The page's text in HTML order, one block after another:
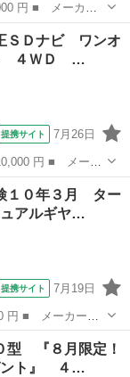
： クロスアド
トリー エアコ
ＳＤナビ ワンオ
４ＷＤ …
提携サイト 7月26日
ド名： ＸＣ 純
ＷＤ スマートキ
１０年３月 ター
アルギヤ…
提携サイト 7月19日
名： ＸＧ 車検
ギヤシフト キー
型 『８月限定！
ント』 ４…